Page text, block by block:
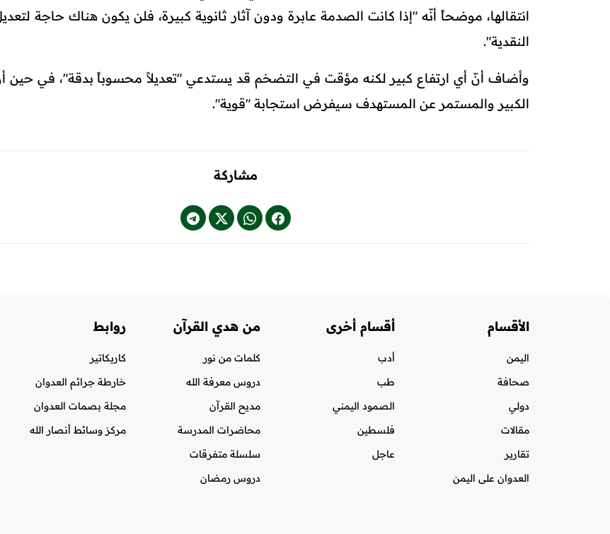
انتقالها، موضحاً أنّه "إذا كانت الصدمة عابرة ودون آثار ثانوية كبيرة، فلن يكون هناك حاجة
النقدية".
وأضاف أنّ أي ارتفاع كبير لكنه مؤقت في التضخم قد يستدعي "تعديلاً محسوباً بدقة"، في حين
الكبير والمستمر عن المستهدف سيفرض استجابة "قوية".
مشاركة
الأقسام
اليمن
صحافة
دولي
مقالات
تقارير
العدوان على اليمن
أقسام أخرى
أدب
طب
الصمود اليمني
فلسطين
عاجل
من هدي القرآن
كلمات من نور
دروس معرفة الله
مديح القرآن
محاضرات المدرسة
سلسلة متفرقات
دروس رمضان
روابط
كاريكاتير
خارطة جرائم العدوان
مجلة بصمات العدوان
مركز وسائط أنصار الله